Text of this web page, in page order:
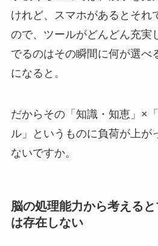
けれど、スマホがあるとそれ
ので、ツールがどんどん充実
でるのはその瞬間に何が選べ
になると。
だからその「知識・知恵」×
ル」というものに負荷が上が
ないですか。
脳の処理能力から考える
は存在しない